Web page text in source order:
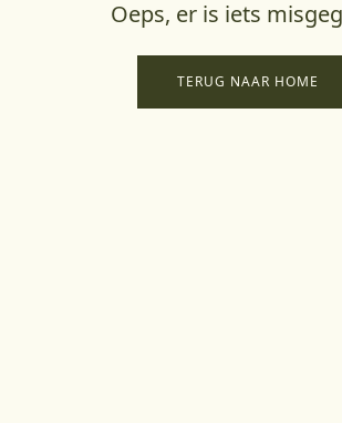
Oeps, er is iets
TERUG NAAR HOME